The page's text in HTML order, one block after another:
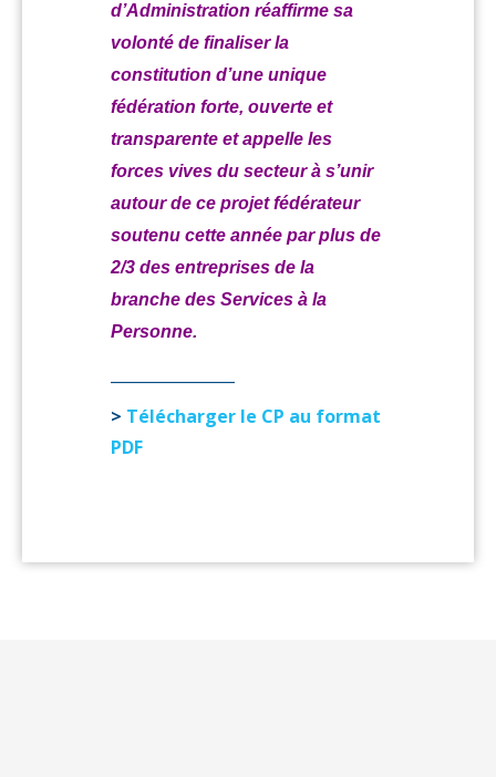
d’Administration réaffirme sa
volonté de finaliser la
constitution d’une unique
fédération forte, ouverte et
transparente et appelle les
forces vives du secteur à s’unir
autour de ce projet fédérateur
soutenu cette année par plus de
2/3 des entreprises de la
branche des Services à la
Personne.
> Télécharger le CP au format
PDF